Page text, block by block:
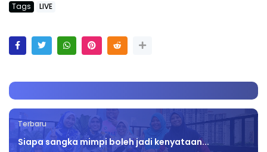
Tags LIVE
Terbaru
Siapa sangka mimpi boleh jadi kenyataan...